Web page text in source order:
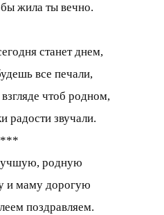
жила ты вечно.
станет днем,
все печали,
чтоб родном,
радости звучали.
***
родную
и маму дорогую
поздравляем.